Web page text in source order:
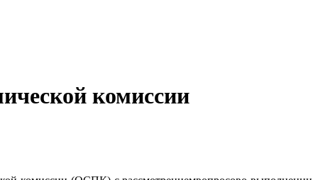
комиссии